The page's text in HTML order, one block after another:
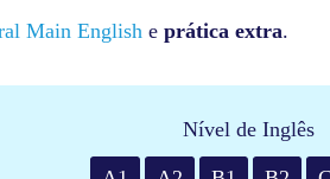
Main English e prática extra.
Nível de Inglês